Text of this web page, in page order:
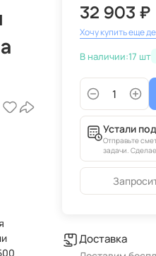
32 903 ₽
Хочу купить еще
В наличии:17 шт
Устали
Отправьте
задачи.
Доставка